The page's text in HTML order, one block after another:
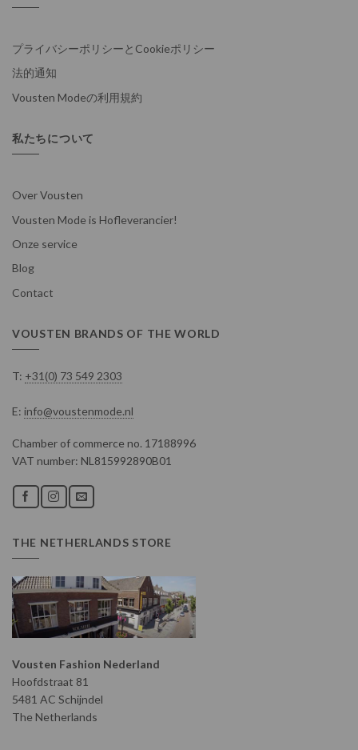
プライバシーポリシーとCookieポリシー
法的通知
Vousten Modeの利用規約
私たちについて
Over Vousten
Vousten Mode is Hofleverancier!
Onze service
Blog
Contact
VOUSTEN BRANDS OF THE WORLD
T: +31(0) 73 549 2303
E: info@voustenmode.nl
Chamber of commerce no. 17188996
VAT number: NL815992890B01
THE NETHERLANDS STORE
Vousten Fashion Nederland
Hoofdstraat 81
5481 AC Schijndel
The Netherlands